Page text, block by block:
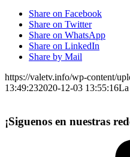
Share on Facebook
Share on Twitter
Share on WhatsApp
Share on LinkedIn
Share by Mail
https://valetv.info/wp-content/
13:49:232020-12-03 13:55:16La
¡Siguenos en nuestras